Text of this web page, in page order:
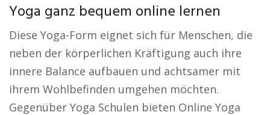
Yoga ganz bequem online lernen
Diese Yoga-Form eignet sich für Menschen, die
neben der körperlichen Kräftigung auch ihre
innere Balance aufbauen und achtsamer mit
ihrem Wohlbefinden umgehen möchten.
Gegenüber Yoga Schulen bieten Online Yoga